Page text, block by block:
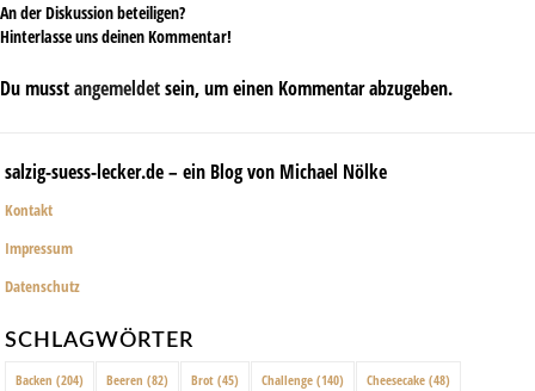
An der Diskussion beteiligen?
Hinterlasse uns deinen Kommentar!
Du musstangemeldetsein, um einen Kommentar abzugeben.
salzig-suess-lecker.de – ein Blog von Michael Nölke
Kontakt
Impressum
Datenschutz
SCHLAGWÖRTER
Backen (204) Beeren (82) Brot (45) Challenge (140) Cheesecake (48)